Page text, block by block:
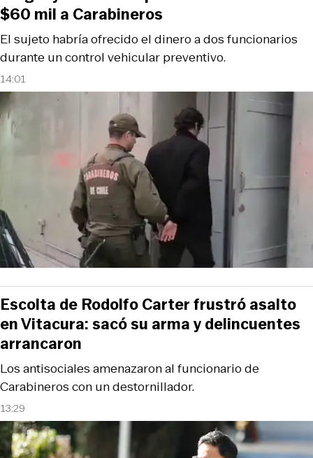
14:01
El sujeto habría ofrecido el dinero a dos funcionarios
durante un control vehicular preventivo.
$60 mil a Carabineros
13:29
Los antisociales amenazaron al funcionario de
Carabineros con un destornillador.
Escolta de Rodolfo Carter frustró asalto
en Vitacura: sacó su arma y delincuentes
arrancaron